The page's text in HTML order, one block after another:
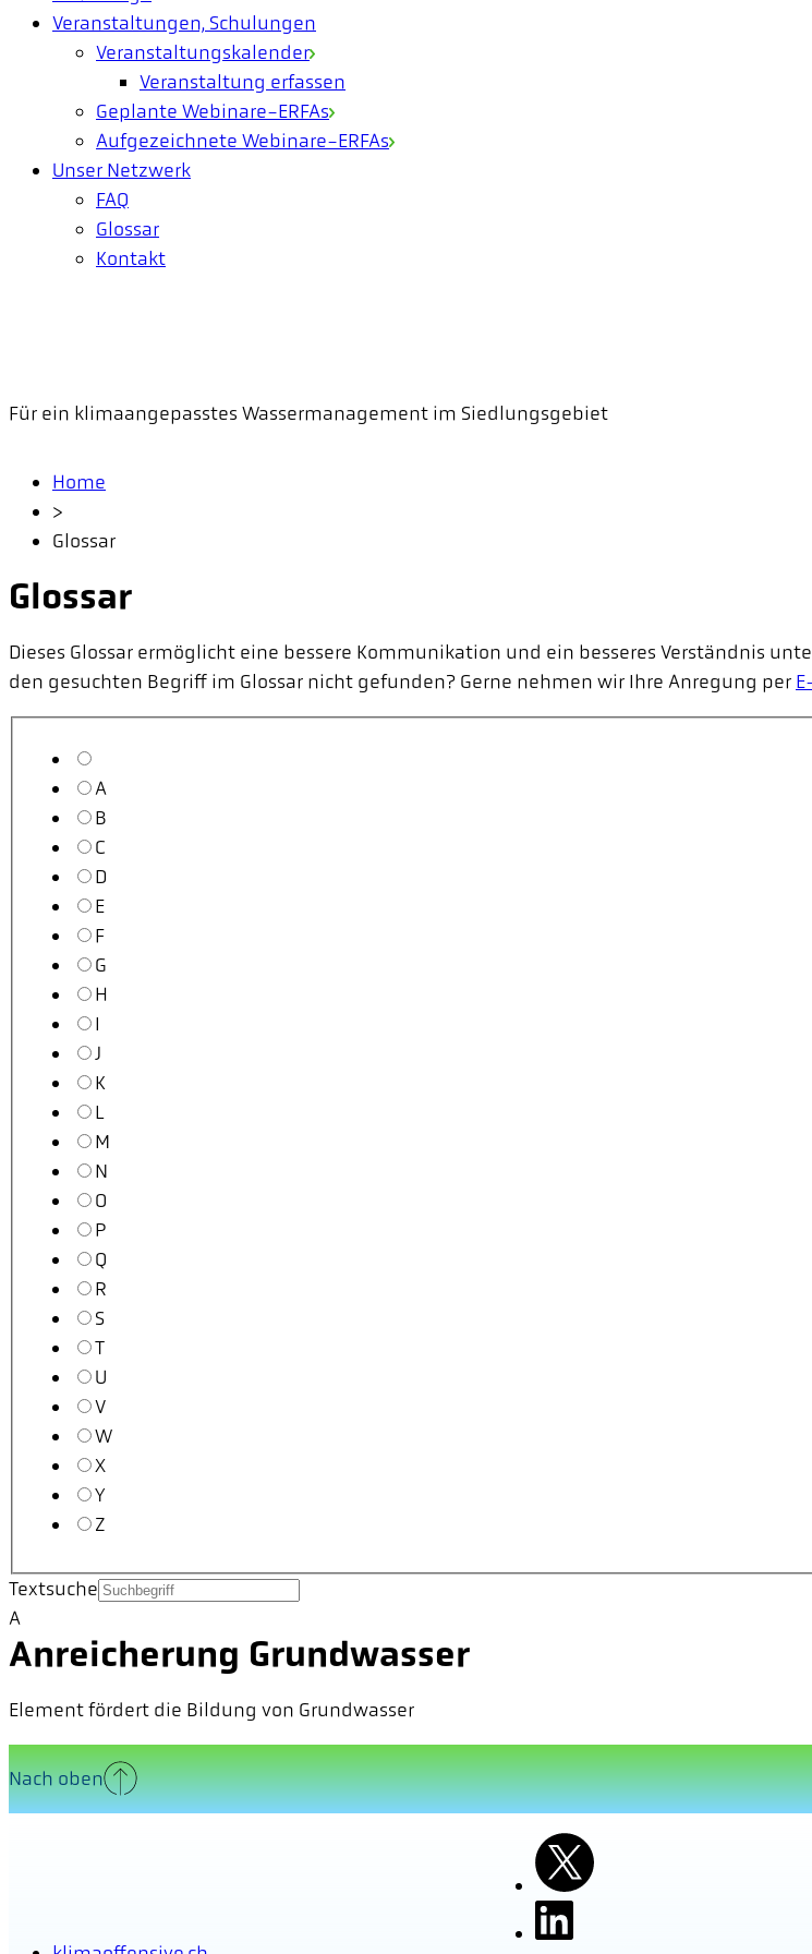
Veranstaltungen, Schulungen
Veranstaltungskalender
Veranstaltung erfassen
Geplante Webinare-ERFAs
Aufgezeichnete Webinare-ERFAs
Unser Netzwerk
FAQ
Glossar
Kontakt
Für ein klimaangepasstes Wassermanagement im Siedlungsgebiet
Home
>
Glossar
Glossar
Dieses Glossar ermöglicht eine bessere Kommunikation und ein besseres Verständnis
den gesuchten Begriff im Glossar nicht gefunden? Gerne nehmen wir Ihre Anregung per
A
B
C
D
E
F
G
H
I
J
K
L
M
N
O
P
Q
R
S
T
U
V
W
X
Y
Z
Textsuche
A
Anreicherung Grundwasser
Element fördert die Bildung von Grundwasser
Nach oben